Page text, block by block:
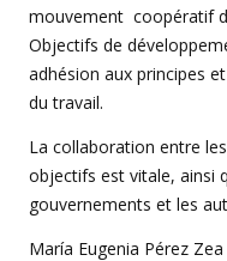
mouvement coopératif
Objectifs de
adhésion aux principes
du travail.
La collaboration entre
objectifs est vitale, ainsi
gouvernements et les
María Eugenia Pérez Zea